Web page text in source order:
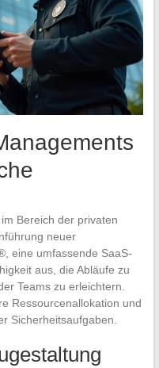
Bereich der privaten
neuer
eine umfassende SaaS-
aus, die Abläufe zu
Teams zu erleichtern.
Ressourcenallokation und
Sicherheitsaufgaben.